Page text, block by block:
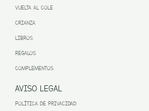
VUELTA AL COLE
CRIANZA
LIBROS
REGALOS
COMPLEMENTOS
AVISO LEGAL
POLÍTICA DE PRIVACIDAD